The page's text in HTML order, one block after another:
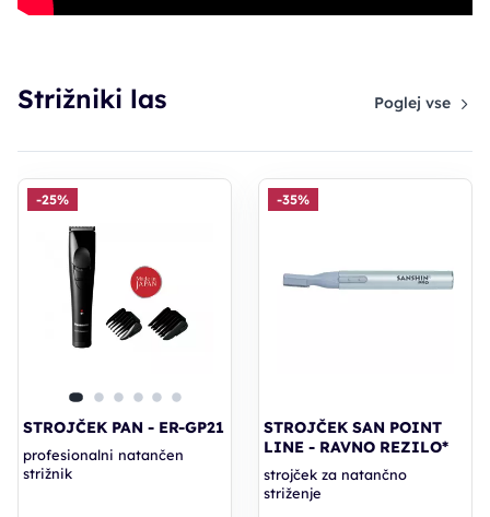
Strižniki las Poglej vse
-25%
STROJČEK PAN - ER-GP21
profesionalni natančen
strižnik
-35%
STROJČEK SAN POINT
LINE - RAVNO REZILO*
strojček za natančno
striženje